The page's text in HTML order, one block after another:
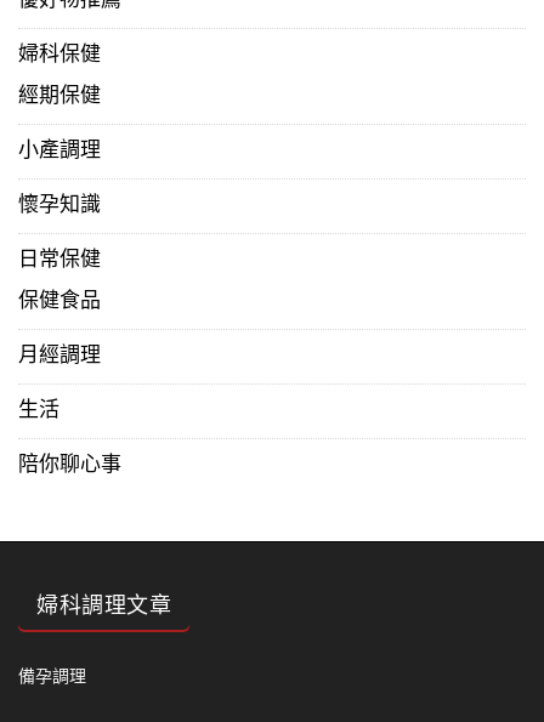
婦科保健
經期保健
小產調理
懷孕知識
日常保健
保健食品
月經調理
生活
陪你聊心事
婦科調理文章
備孕調理